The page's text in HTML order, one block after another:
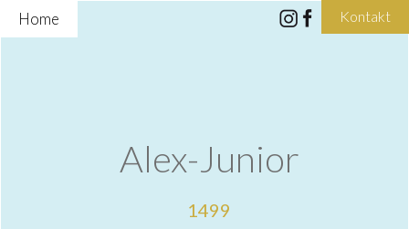
Home Kontakt
Alex-Junior
1499